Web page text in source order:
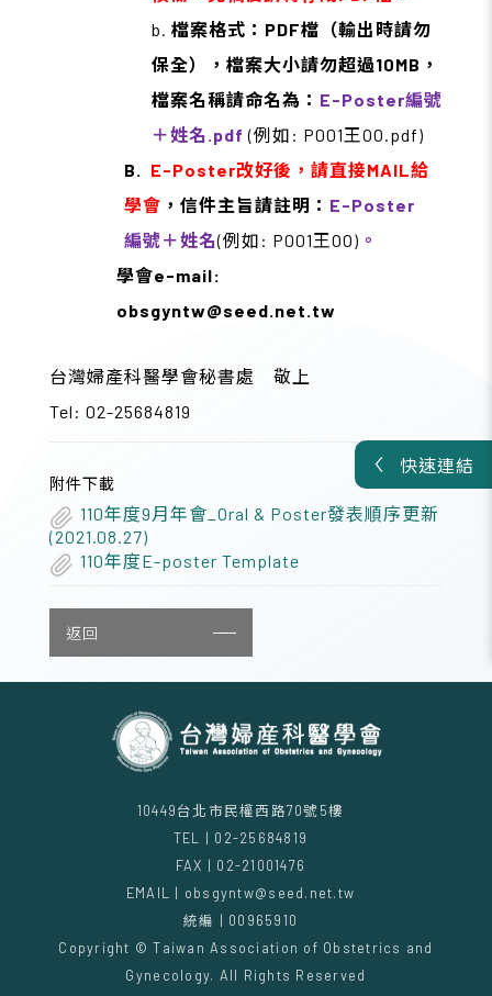
快速連結
b. 檔案格式：PDF檔（輸出時請勿
保全），檔案大小請勿超過10MB，
檔案名稱請命名為： E-Poster編號
＋姓名.pdf (例如: P001王OO.pdf)
B. E-Poster改好後，請直接MAIL給
學會 ，信件主旨請註明： E-Poster
編號＋姓名(例如: P001王OO) 。
學會e-mail:
obsgyntw@seed.net.tw
台灣婦產科醫學會秘書處 敬上
Tel: 02-25684819
附件下載
110年度9月年會_Oral & Poster發表順序更新
(2021.08.27)
110年度E-poster Template
返回
10449台北市民權西路70號5樓
TEL | 02-25684819
FAX | 02-21001476
EMAIL | obsgyntw@seed.net.tw
統編 | 00965910
Copyright © Taiwan Association of Obstetrics and
Gynecology. All Rights Reserved